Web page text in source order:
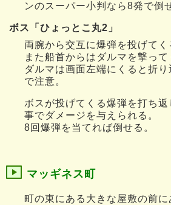
ンのスーパー小判なら8発で倒
ボス「ひょっとこ丸2」
両腕から交互に爆弾を投げてく
また船首からはダルマを撃って
ダルマは画面左端にくると折
で注意。
ボスが投げてくる爆弾を打ち
事でダメージを与えられる。
8回爆弾を当てれば倒せる。
マッギネス町
町の東にある大きな屋敷の前に